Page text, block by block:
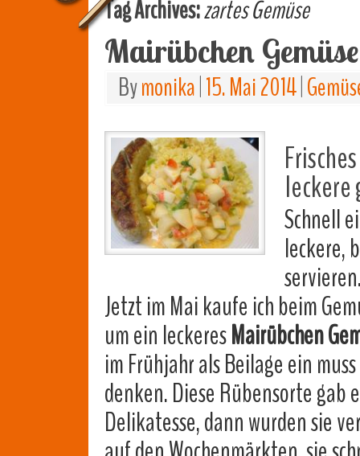
Tag Archives:zartes Gemüse
Mairübchen Gemüse
Bymonika 15. Mai 2014
leckere
Schnell
leckere,
Jetzt im Mai kaufe ich beim
um ein leckeresMairübchen
im Frühjahr als Beilage ein
denken. Diese Rübensorte gab
Delikatesse, dann wurden sie